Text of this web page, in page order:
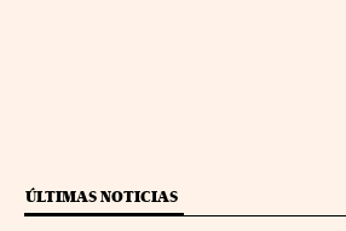
ÚLTIMAS NOTICIAS